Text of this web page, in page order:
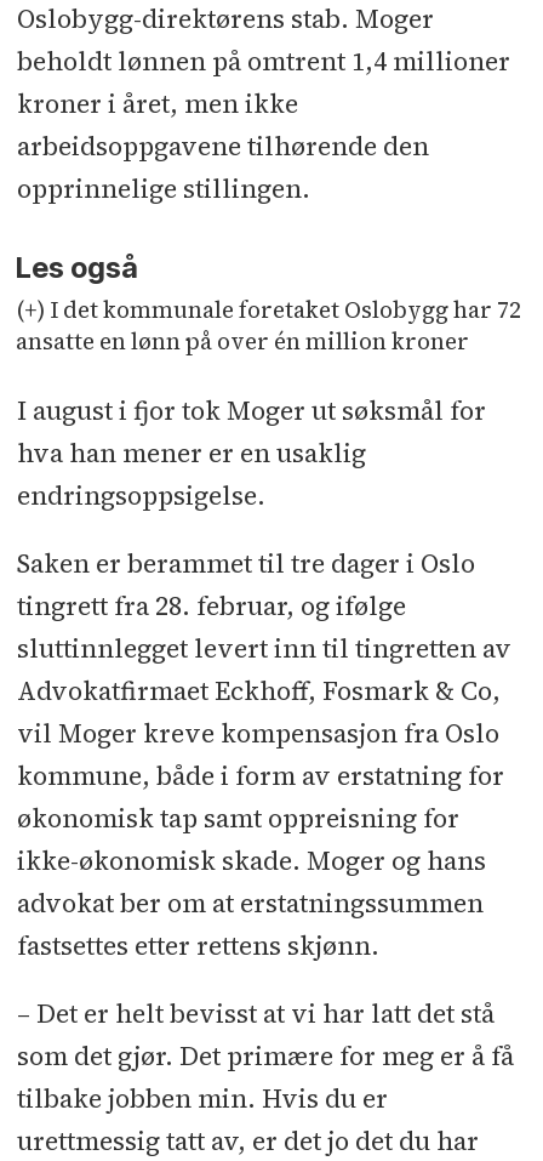
Oslobygg-direktørens stab. Moger
beholdt lønnen på omtrent 1,4 millioner
kroner i året, men ikke
arbeidsoppgavene tilhørende den
opprinnelige stillingen.
Les også
(+) I det kommunale foretaket Oslobygg har 72
ansatte en lønn på over én million kroner
I august i fjor tok Moger ut søksmål for
hva han mener er en usaklig
endringsoppsigelse.
Saken er berammet til tre dager i Oslo
tingrett fra 28. februar, og ifølge
sluttinnlegget levert inn til tingretten av
Advokatfirmaet Eckhoff, Fosmark & Co,
vil Moger kreve kompensasjon fra Oslo
kommune, både i form av erstatning for
økonomisk tap samt oppreisning for
ikke-økonomisk skade. Moger og hans
advokat ber om at erstatningssummen
fastsettes etter rettens skjønn.
– Det er helt bevisst at vi har latt det stå
som det gjør. Det primære for meg er å få
tilbake jobben min. Hvis du er
urettmessig tatt av, er det jo det du har